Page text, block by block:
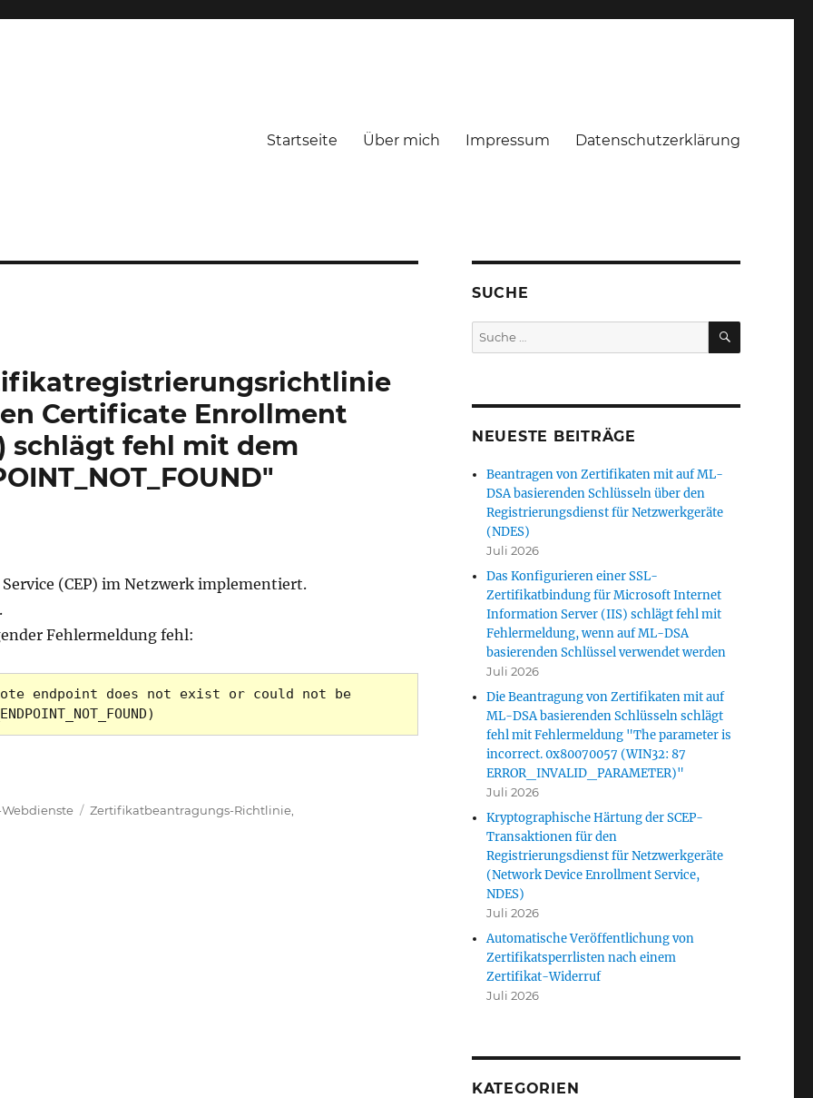
Startseite Über mich Impressum Datenschutzerklärung
Certificate Enrollment
schlägt fehl mit dem
(CEP) im Netzwerk implementiert.
Fehlermeldung fehl:
endpoint does not exist or could not be
(Enrollment Policy) für den Certificate Enrollment Policy Web Service (CEP) schlägt fehl mit dem
Schlagwörter
Zertifikatbeantragungs-Richtlinie
SUCHE
Suche
nach:
SUCHEN
NEUESTE BEITRÄGE
Beantragen von Zertifikaten mit auf ML-
DSA basierenden Schlüsseln über den
Registrierungsdienst für Netzwerkgeräte
(NDES)
Juli 2026
Das Konfigurieren einer SSL-
Zertifikatbindung für Microsoft Internet
Information Server (IIS) schlägt fehl mit
Fehlermeldung, wenn auf ML-DSA
basierenden Schlüssel verwendet werden
Juli 2026
Die Beantragung von Zertifikaten mit auf
ML-DSA basierenden Schlüsseln schlägt
fehl mit Fehlermeldung "The parameter is
incorrect. 0x80070057 (WIN32: 87
ERROR_INVALID_PARAMETER)"
Juli 2026
Kryptographische Härtung der SCEP-
Transaktionen für den
Registrierungsdienst für Netzwerkgeräte
(Network Device Enrollment Service,
NDES)
Juli 2026
Automatische Veröffentlichung von
Zertifikatsperrlisten nach einem
Zertifikat-Widerruf
Juli 2026
KATEGORIEN